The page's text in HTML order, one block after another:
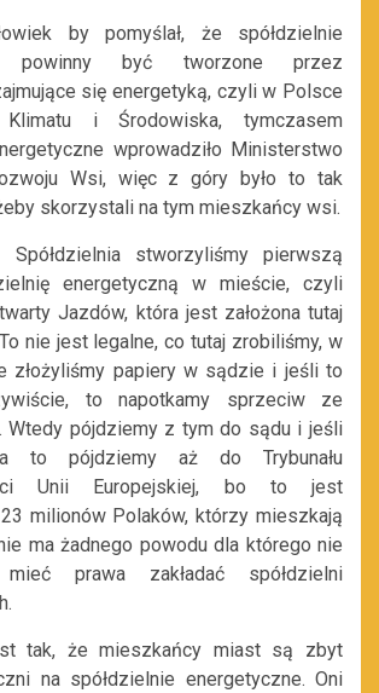
by pomyślał, że spółdzielnie
powinny być tworzone przez
się energetyką, czyli w Polsce
Klimatu i Środowiska, tymczasem
wprowadziło Ministerstwo
Wsi, więc z góry było to tak
skorzystali na tym mieszkańcy wsi.
stworzyliśmy pierwszą
energetyczną w mieście, czyli
Jazdów, która jest założona tutaj
nie jest legalne, co tutaj zrobiliśmy, w
papiery w sądzie i jeśli to
to napotkamy sprzeciw ze
Wtedy pójdziemy z tym do sądu i jeśli
to pójdziemy aż do Trybunału
Unii Europejskiej, bo to jest
milionów Polaków, którzy mieszkają
ma żadnego powodu dla którego nie
prawa zakładać spółdzielni
tak, że mieszkańcy miast są zbyt
na spółdzielnie energetyczne. Oni